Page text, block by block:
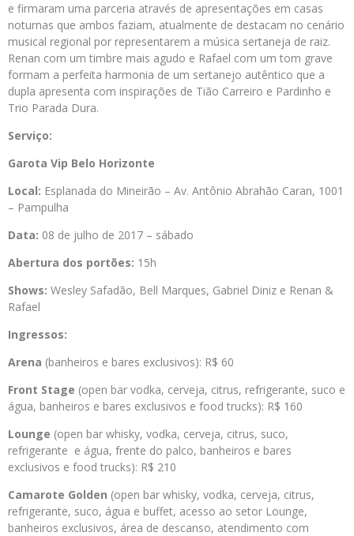
e firmaram uma parceria através de apresentações em casas
noturnas que ambos faziam, atualmente de destacam no cenário
musical regional por representarem a música sertaneja de raiz.
Renan com um timbre mais agudo e Rafael com um tom grave
formam a perfeita harmonia de um sertanejo autêntico que a
dupla apresenta com inspirações de Tião Carreiro e Pardinho e
Trio Parada Dura.
Serviço:
Garota Vip Belo Horizonte
Local: Esplanada do Mineirão – Av. Antônio Abrahão Caran, 1001
– Pampulha
Data: 08 de julho de 2017 – sábado
Abertura dos portões: 15h
Shows: Wesley Safadão, Bell Marques, Gabriel Diniz e Renan &
Rafael
Ingressos:
Arena (banheiros e bares exclusivos): R$ 60
Front Stage (open bar vodka, cerveja, citrus, refrigerante, suco e
água, banheiros e bares exclusivos e food trucks): R$ 160
Lounge (open bar whisky, vodka, cerveja, citrus, suco,
refrigerante e água, frente do palco, banheiros e bares
exclusivos e food trucks): R$ 210
Camarote Golden (open bar whisky, vodka, cerveja, citrus,
refrigerante, suco, água e buffet, acesso ao setor Lounge,
banheiros exclusivos, área de descanso, atendimento com